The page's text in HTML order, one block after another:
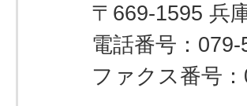
〒669-1595 兵
電話番号：
ファクス番号